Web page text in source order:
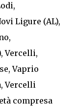
Ligure (AL),
Vercelli,
Vaprio
Vercelli
compresa